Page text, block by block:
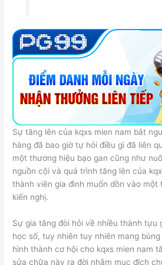
Sự tăng lên của kqxs mien nam bắt
hàng đã bao giờ tự hỏi điều gì đã liên
một thương hiệu bạo gan cũng như
nguồn cội và quá trình tăng lên của
thành viên gia đình muốn dồn vào một
kiến nghị.
Sự gia tăng đòi hỏi về nhiều thành tựu
học số, tuy nhiên tuy nhiên mang
hình thành cơ hội cho kqxs mien nam
sửa chữa này ra đời nhằm mục đích